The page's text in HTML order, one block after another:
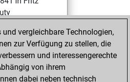
15,
You achieved a
und vergleichbare Technologien,
zur Verfügung zu stellen, die
und interessengerechte
von ihrem
dabei neben technisch